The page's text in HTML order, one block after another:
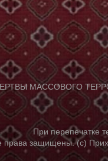
МАССОВОГО
При перепечатке
права защищены. (с)